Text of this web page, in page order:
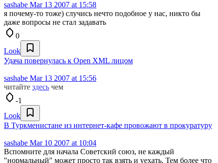
sashabe Mar 13 2007 at 15:58
я почему-то тоже) случись нечто подобное у нас, никто бы
даже вопросы не стал задавать
0
Look
Удача повернулась к Open XML лицом
sashabe Mar 13 2007 at 15:56
читайте здесь чем
-1
Look
В Туркменистане из интернет-кафе провожают в прокуратуру
sashabe Mar 10 2007 at 10:04
Вспомните для начала Советский союз, не каждый
"нормальный" может просто так взять и уехать. Тем более что